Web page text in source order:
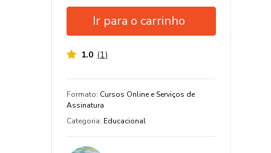
Ir para o carrinho
1.0 (1)
Estude do seu jeito e em qualquer
dispositivo
20% de avaliações positivas
Formato: Cursos Online e Serviços de
Assinatura
Categoria: Educacional